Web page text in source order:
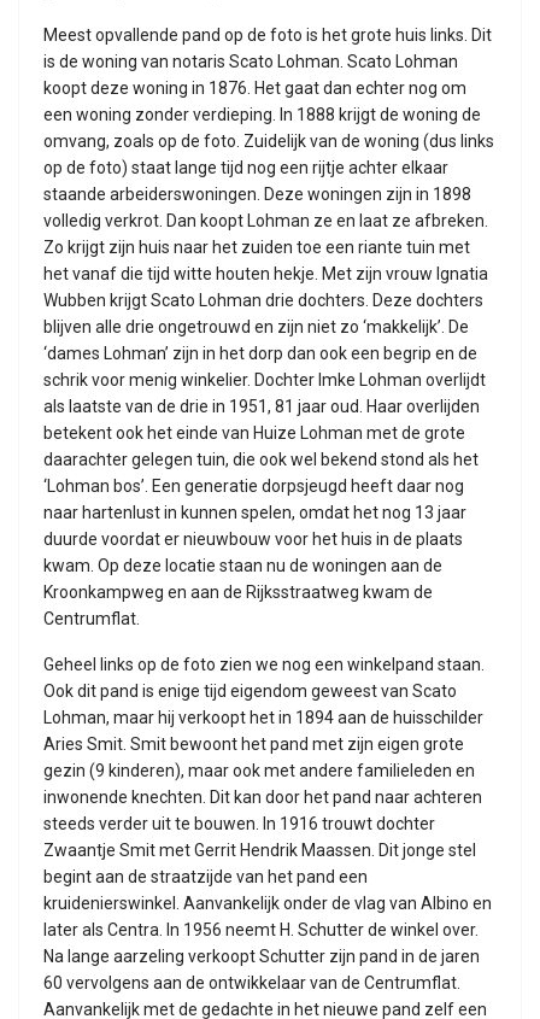
Meest opvallende pand op de foto is het grote huis links. Dit
is de woning van notaris Scato Lohman. Scato Lohman
koopt deze woning in 1876. Het gaat dan echter nog om
een woning zonder verdieping. In 1888 krijgt de woning de
omvang, zoals op de foto. Zuidelijk van de woning (dus links
op de foto) staat lange tijd nog een rijtje achter elkaar
staande arbeiderswoningen. Deze woningen zijn in 1898
volledig verkrot. Dan koopt Lohman ze en laat ze afbreken.
Zo krijgt zijn huis naar het zuiden toe een riante tuin met
het vanaf die tijd witte houten hekje. Met zijn vrouw Ignatia
Wubben krijgt Scato Lohman drie dochters. Deze dochters
blijven alle drie ongetrouwd en zijn niet zo ‘makkelijk’. De
‘dames Lohman’ zijn in het dorp dan ook een begrip en de
schrik voor menig winkelier. Dochter Imke Lohman overlijdt
als laatste van de drie in 1951, 81 jaar oud. Haar overlijden
betekent ook het einde van Huize Lohman met de grote
daarachter gelegen tuin, die ook wel bekend stond als het
‘Lohman bos’. Een generatie dorpsjeugd heeft daar nog
naar hartenlust in kunnen spelen, omdat het nog 13 jaar
duurde voordat er nieuwbouw voor het huis in de plaats
kwam. Op deze locatie staan nu de woningen aan de
Kroonkampweg en aan de Rijksstraatweg kwam de
Centrumflat.
Geheel links op de foto zien we nog een winkelpand staan.
Ook dit pand is enige tijd eigendom geweest van Scato
Lohman, maar hij verkoopt het in 1894 aan de huisschilder
Aries Smit. Smit bewoont het pand met zijn eigen grote
gezin (9 kinderen), maar ook met andere familieleden en
inwonende knechten. Dit kan door het pand naar achteren
steeds verder uit te bouwen. In 1916 trouwt dochter
Zwaantje Smit met Gerrit Hendrik Maassen. Dit jonge stel
begint aan de straatzijde van het pand een
kruidenierswinkel. Aanvankelijk onder de vlag van Albino en
later als Centra. In 1956 neemt H. Schutter de winkel over.
Na lange aarzeling verkoopt Schutter zijn pand in de jaren
60 vervolgens aan de ontwikkelaar van de Centrumflat.
Aanvankelijk met de gedachte in het nieuwe pand zelf een